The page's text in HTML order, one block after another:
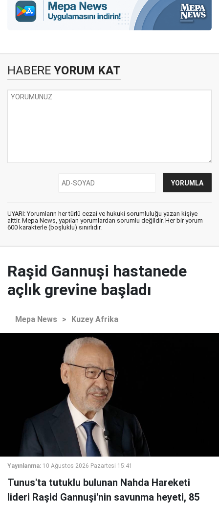
HABERE YORUM KAT
UYARI: Yorumların her türlü cezai ve hukuki sorumluluğu yazan kişiye
aittir. Mepa News, yapılan yorumlardan sorumlu değildir. Her bir yorum
600 karakterle (boşluklu) sınırlıdır.
Raşid Gannuşi hastanede
açlık grevine başladı
Mepa News > Kuzey Afrika
Yayınlanma: 10 Ağustos 2026 Pazartesi 15:41
Tunus'ta tutuklu bulunan Nahda Hareketi
lideri Raşid Gannuşi'nin savunma heyeti, 85